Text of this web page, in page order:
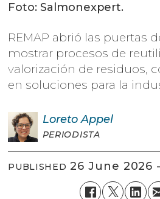
Foto: Salmonexpert.
REMAP abrió las puertas
mostrar procesos de
valorización de residuos,
en soluciones para la
Loreto Appel
PERIODISTA
PUBLISHED 26 June 2026